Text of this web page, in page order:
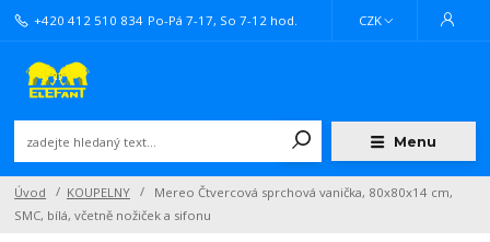
Menu
CZK
+420 412 510 834 Po-Pá 7-17, So 7-12 hod.
Úvod KOUPELNY
Mereo Čtvercová sprchová vanička, 80x80x14 cm,
SMC, bílá, včetně nožiček a sifonu